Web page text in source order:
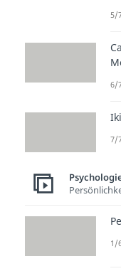
5/
6/
7/
1/